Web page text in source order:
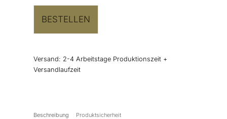
BESTELLEN
Versand: 2-4 Arbeitstage Produktionszeit +
Versandlaufzeit
Beschreibung Produktsicherheit